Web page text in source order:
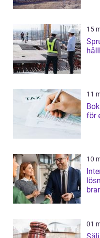
15
11
för
10
01